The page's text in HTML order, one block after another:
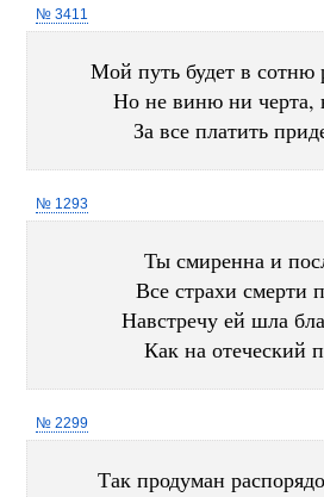
№ 3411
Мой путь будет в сотню
Но не виню ни
За все платить
№ 1293
Ты смиренна и
Все страхи смерти
Навстречу ей шла
Как на отеческий
№ 2299
Так продуман